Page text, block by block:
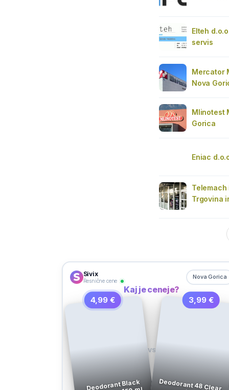
Elteh
servis
Mercator
Nova
Mlinotest
Gorica
Eniac
Telemach
Trgovina
Sivix
Resnične cene
Nova Gorica
Kaj je ceneje?
4,99 €
Deodorant Black
VS
3,99 €
Deodorant 48 Clear
roll on,